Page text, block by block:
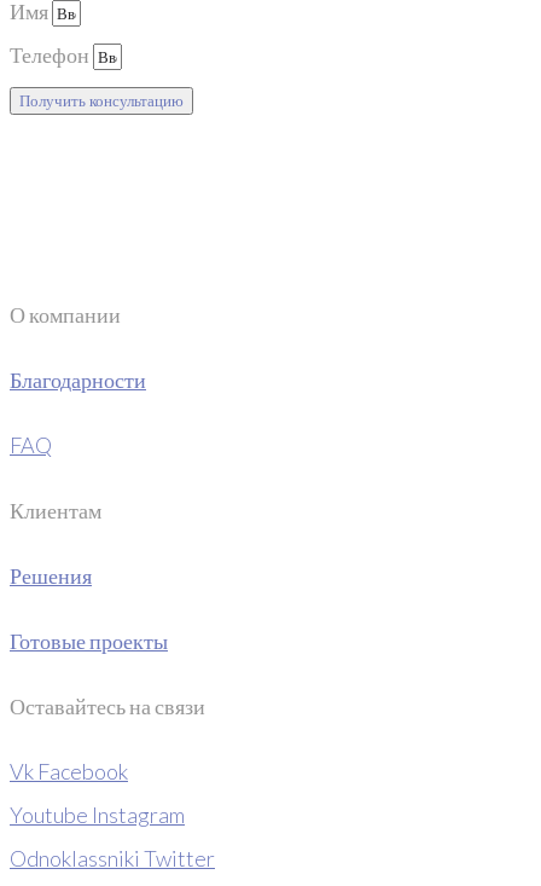
Имя
Телефон
Получить консультацию
О компании
Благодарности
FAQ
Клиентам
Решения
Готовые проекты
Оставайтесь на связи
Vk Facebook
Youtube Instagram
Odnoklassniki Twitter